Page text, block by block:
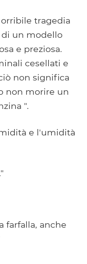
tragedia
di un modello
e preziosa.
cesellati e
non significa
non morire un
".
e l'umidità
farfalla, anche